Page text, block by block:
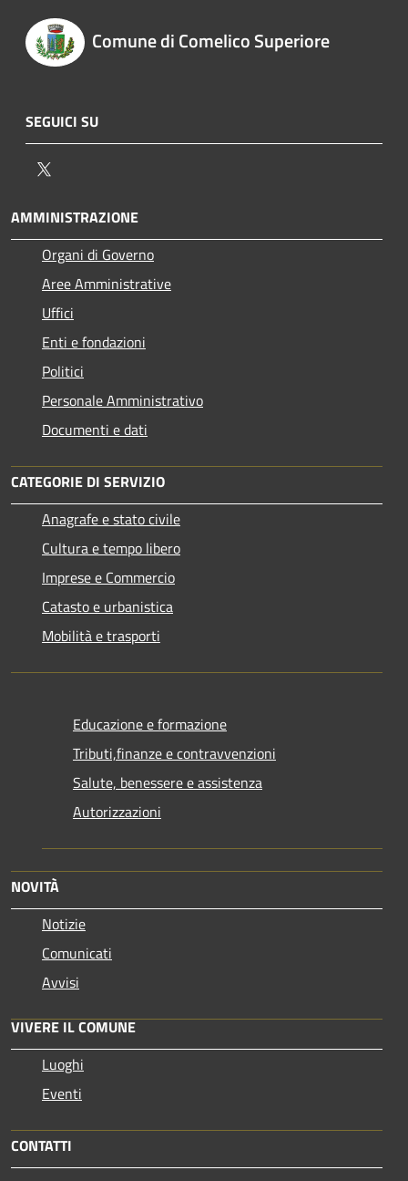
Comune di Comelico Superiore
SEGUICI SU
AMMINISTRAZIONE
Organi di Governo
Aree Amministrative
Uffici
Enti e fondazioni
Politici
Personale Amministrativo
Documenti e dati
CATEGORIE DI SERVIZIO
Anagrafe e stato civile
Cultura e tempo libero
Imprese e Commercio
Catasto e urbanistica
Mobilità e trasporti
Educazione e formazione
Tributi,finanze e contravvenzioni
Salute, benessere e assistenza
Autorizzazioni
NOVITÀ
Notizie
Comunicati
Avvisi
VIVERE IL COMUNE
Luoghi
Eventi
CONTATTI